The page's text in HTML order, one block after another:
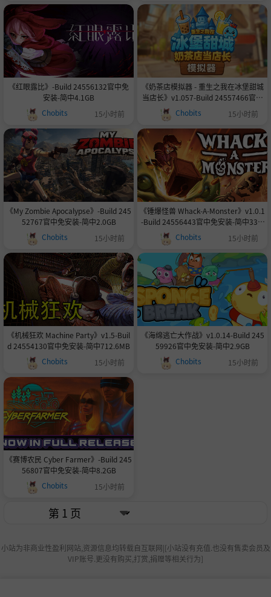
《红眼露比》-Build 24556132官中免
安装-简中4.1GB
Chobits
15小时前
《奶茶店模拟器 - 重生之我在冰堡甜城
当店长》v1.057-Build 24557466官中
免安装-简中3.0GB
Chobits 15小时前
《My Zombie Apocalypse》-Build 245
52767官中免安装-简中2.0GB
Chobits
15小时前
《锤爆怪兽 Whack-A-Monster》v1.0.1
-Build 24556443官中免安装-简中330.
2MB
Chobits 15小时前
《机械狂欢 Machine Party》v1.5-Buil
d 24554130官中免安装-简中712.6MB
Chobits
15小时前
《海绵逃亡大作战》v1.0.14-Build 245
59926官中免安装-简中2.9GB
Chobits
15小时前
《赛博农民 Cyber Farmer》-Build 245
56807官中免安装-简中8.2GB
Chobits
15小时前
小站为非商业性盈利网站,资源信息均转载自互联网|[小站没有充值.也没有售卖会员及
VIP账号.更没有购买,打赏,捐赠等相关行为]